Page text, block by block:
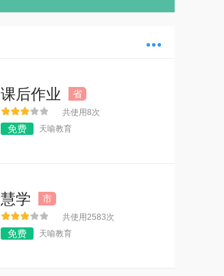
课后作业 省
共使用8次
免费 天喻教育
慧学 市
共使用2583次
免费 天喻教育